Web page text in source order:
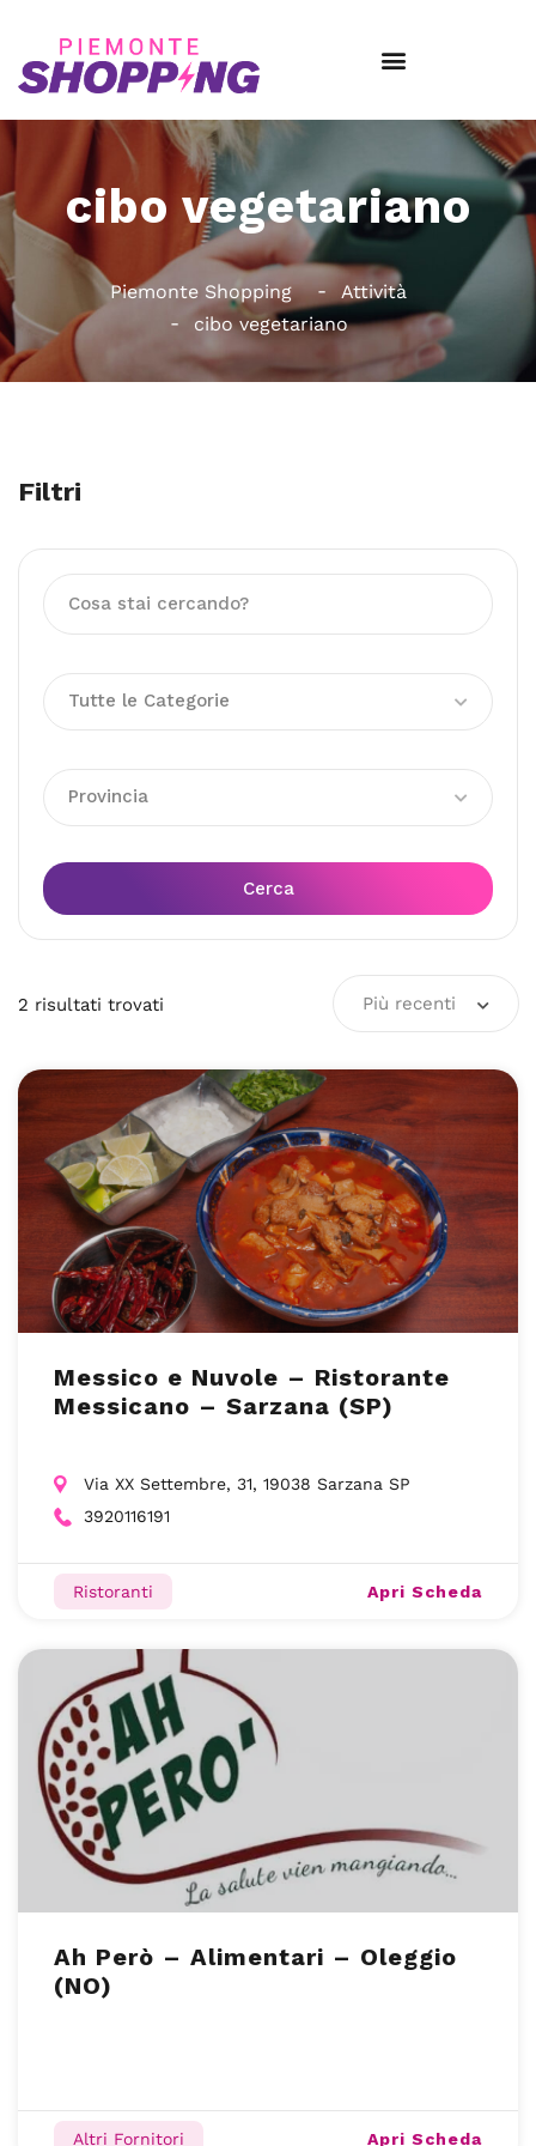
cibo vegetariano
Piemonte Shopping
Attività
cibo vegetariano
Filtri
Tutte le Categorie
Provincia
Cerca
2 risultati trovati Più recenti
Messico e Nuvole – Ristorante
Messicano – Sarzana (SP)
Via XX Settembre, 31, 19038 Sarzana SP
3920116191
Ristoranti Apri Scheda
Ah Però – Alimentari – Oleggio
(NO)
Altri Fornitori Apri Scheda